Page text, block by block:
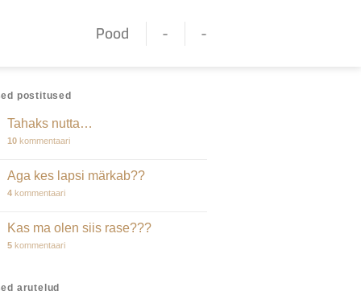
Pood - -
postitused
Tahaks nutta…
10kommentaari
Aga kes lapsi märkab??
4kommentaari
Kas ma olen siis rase???
5kommentaari
arutelud